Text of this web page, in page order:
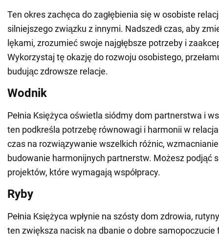
Ten okres zachęca do zagłębienia się w osobiste
silniejszego związku z innymi. Nadszedł czas, aby
lękami, zrozumieć swoje najgłębsze potrzeby i
Wykorzystaj tę okazję do rozwoju osobistego,
budując zdrowsze relacje.
Wodnik
Pełnia Księżyca oświetla siódmy dom partnerstwa i
ten podkreśla potrzebę równowagi i harmonii w
czas na rozwiązywanie wszelkich różnic,
budowanie harmonijnych partnerstw. Możesz podjąć
projektów, które wymagają współpracy.
Ryby
Pełnia Księżyca wpłynie na szósty dom zdrowia, rutyny
ten zwiększa nacisk na dbanie o dobre samopoczucie